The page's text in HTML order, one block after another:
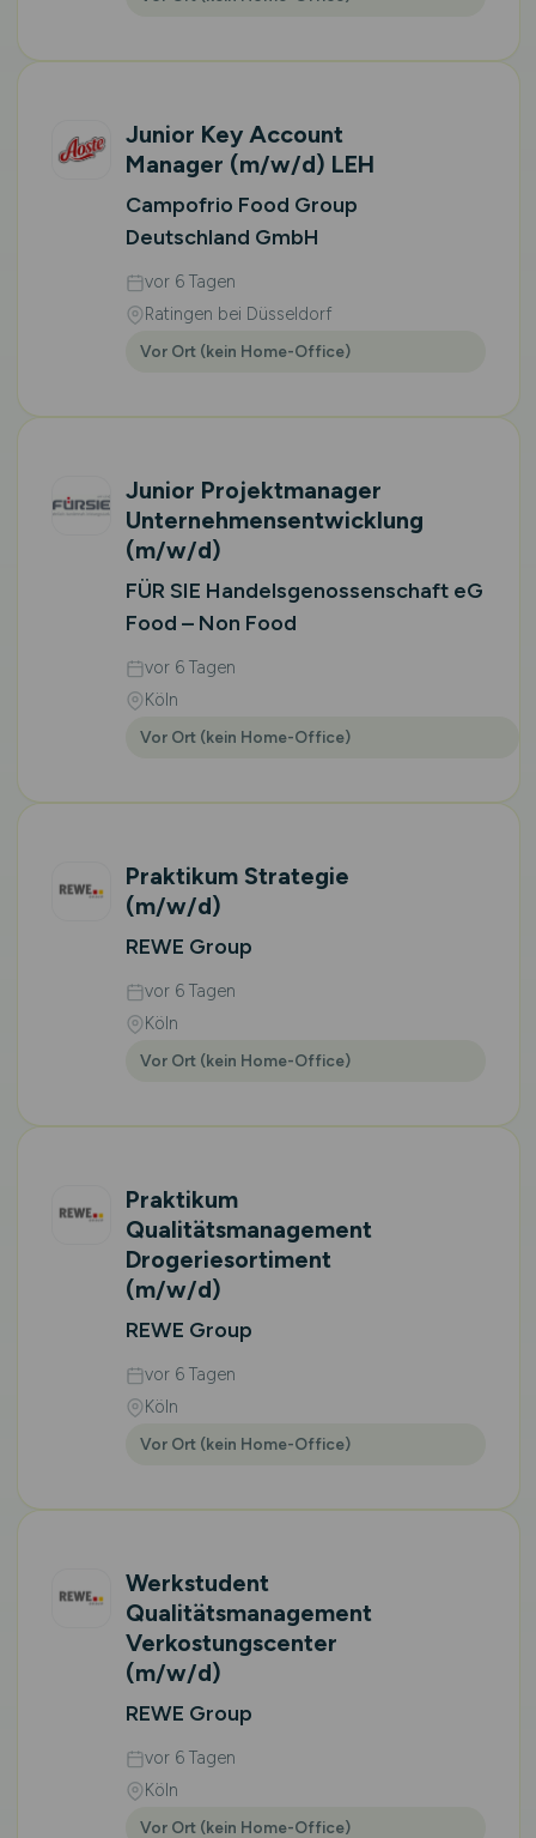
Junior Key Account
Manager (m/w/d) LEH
Campofrio Food Group
Deutschland GmbH
vor 6 Tagen
Ratingen bei Düsseldorf
Vor Ort (kein Home-Office)
Junior Projektmanager
Unternehmensentwicklung
(m/w/d)
FÜR SIE Handelsgenossenschaft eG
Food – Non Food
vor 6 Tagen
Köln
Vor Ort (kein Home-Office)
Praktikum Strategie
(m/w/d)
REWE Group
vor 6 Tagen
Köln
Vor Ort (kein Home-Office)
Praktikum
Qualitätsmanagement
Drogeriesortiment
(m/w/d)
REWE Group
vor 6 Tagen
Köln
Vor Ort (kein Home-Office)
Werkstudent
Qualitätsmanagement
Verkostungscenter
(m/w/d)
REWE Group
vor 6 Tagen
Köln
Vor Ort (kein Home-Office)